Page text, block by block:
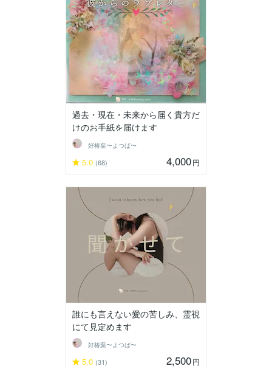
過去・現在・未来から届く貴方だ
けのお手紙を届けます
好椿葉〜よつば〜
5.0 (68) 4,000円
誰にも言えない愛の苦しみ、霊視
にて見定めます
好椿葉〜よつば〜
5.0 (31) 2,500円